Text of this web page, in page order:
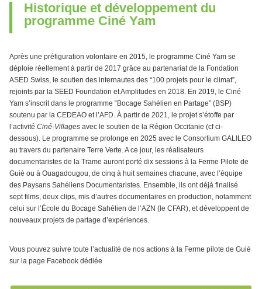
Historique et développement du
programme Ciné Yam
Après une préfiguration volontaire en 2015, le programme Ciné Yam se
déploie réellement à partir de 2017 grâce au partenariat de la Fondation
ASED Swiss, le soutien des internautes des “100 projets pour le climat”,
rejoints par la SEED Foundation et Amplitudes en 2018. En 2019, le Ciné
Yam s’inscrit dans le programme “Bocage Sahélien en Partage” (BSP)
soutenu par la CEDEAO et l’AFD. À partir de 2021, le projet s’étoffe par
l’activité Ciné-Villages avec le soutien de la Région Occitanie (cf ci-
dessous). Le programme se prolonge en 2025 avec le Consortium GALILEO
au travers du partenaire Terre Verte. A ce jour, les réalisateurs
documentaristes de la Trame auront porté dix sessions à la Ferme Pilote de
Guiè ou à Ouagadougou, de cinq à huit semaines chacune, avec l’équipe
des Paysans Sahéliens Documentaristes. Ensemble, ils ont déjà finalisé
sept films, deux clips, mis d’autres documentaires en production, notamment
celui sur l’École du Bocage Sahélien de l’AZN (le CFAR), et développent de
nouveaux projets de partage d’expériences.
Vous pouvez suivre toute l’actualité de nos actions à la Ferme pilote de Guiè
sur la page Facebook dédiée